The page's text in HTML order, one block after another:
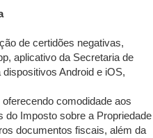
de certidões negativas,
aplicativo da Secretaria de
Android e iOS,
comodidade aos
do Imposto sobre a Propriedade
documentos fiscais, além da